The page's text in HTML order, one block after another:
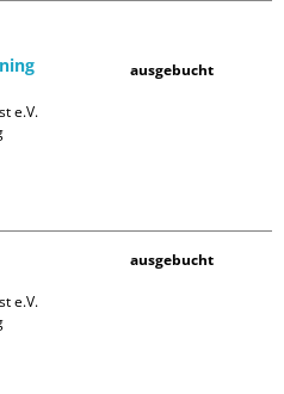
e.V.
ausgebucht
e.V.
ausgebucht